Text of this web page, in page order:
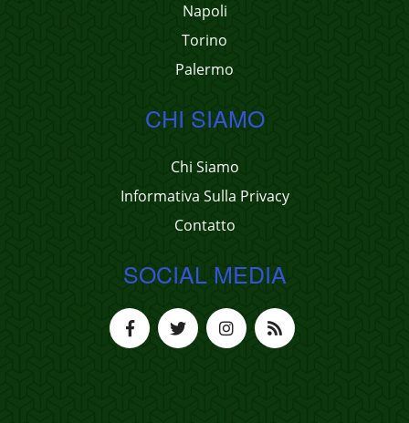
Napoli
Torino
Palermo
CHI SIAMO
Chi Siamo
Informativa Sulla Privacy
Contatto
SOCIAL MEDIA